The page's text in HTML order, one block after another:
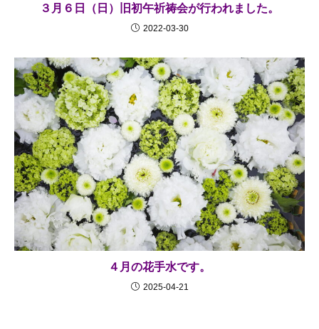
３月６日（日）旧初午祈祷会が行われました。
2022-03-30
４月の花手水です。
2025-04-21